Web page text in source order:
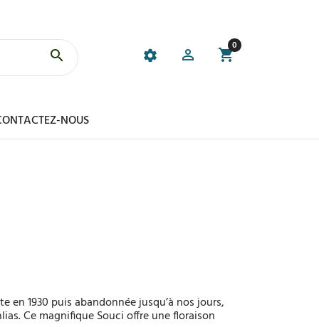
0
NOUS
1930 puis abandonnée jusqu’à nos jours,
Ce magnifique Souci offre une floraison